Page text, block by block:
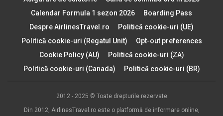
Calendar Formula 1 sezon 2026
Boarding Pass
Despre AirlinesTravel.ro
Politică cookie-uri (UE)
Politică cookie-uri (Regatul Unit)
Opt-out preferences
Cookie Policy (AU)
Politică cookie-uri (ZA)
Politică cookie-uri (Canada)
Politică cookie-uri (BR)
2012 - 2025 © Toate drepturile rezervate
Din 2012, AirlinesTravel.ro este o platformă de informare online,